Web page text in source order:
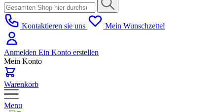
Kontaktieren sie uns Mein Wunschzettel
Anmelden Ein Konto erstellen
Mein Konto
Warenkorb
Menu